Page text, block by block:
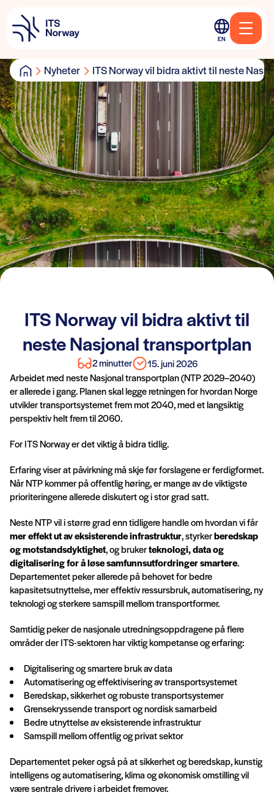
EN
Nyheter ITS Norway vil bidra aktivt til neste
ITS Norway vil bidra aktivt til
neste Nasjonal transportplan
2 minutter
15. juni 2026
Arbeidet med neste Nasjonal transportplan (NTP 2029–2040)
er allerede i gang. Planen skal legge retningen for hvordan Norge
utvikler transportsystemet frem mot 2040, med et langsiktig
perspektiv helt frem til 2060.
For ITS Norway er det viktig å bidra tidlig.
Erfaring viser at påvirkning må skje før forslagene er ferdigformet.
Når NTP kommer på offentlig høring, er mange av de viktigste
prioriteringene allerede diskutert og i stor grad satt.
Neste NTP vil i større grad enn tidligere handle om hvordan vi får
mer effekt ut av eksisterende infrastruktur, styrkerberedskap
og motstandsdyktighet, og brukerteknologi, data og
digitalisering for å løse samfunnsutfordringer smartere.
Departementet peker allerede på behovet for bedre
kapasitetsutnyttelse, mer effektiv ressursbruk, automatisering, ny
teknologi og sterkere samspill mellom transportformer.
Samtidig peker de nasjonale utredningsoppdragene på flere
områder der ITS-sektoren har viktig kompetanse og erfaring:
Digitalisering og smartere bruk av data
Automatisering og effektivisering av transportsystemet
Beredskap, sikkerhet og robuste transportsystemer
Grensekryssende transport og nordisk samarbeid
Bedre utnyttelse av eksisterende infrastruktur
Samspill mellom offentlig og privat sektor
Departementet peker også på at sikkerhet og beredskap, kunstig
intelligens og automatisering, klima og økonomisk omstilling vil
være sentrale drivere i arbeidet fremover.